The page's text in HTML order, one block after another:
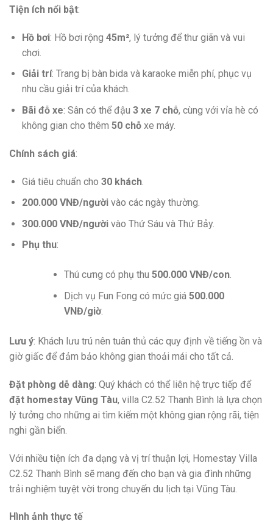
Tiện ích nổi bật:
Hồ bơi: Hồ bơi rộng 45m², lý tưởng để thư giãn và vui
chơi.
Giải trí: Trang bị bàn bida và karaoke miễn phí, phục vụ
nhu cầu giải trí của khách.
Bãi đỗ xe: Sân có thể đậu 3 xe 7 chỗ, cùng với vỉa hè có
không gian cho thêm 50 chỗxe máy.
Chính sách giá:
Giá tiêu chuẩn cho 30 khách.
200.000 VNĐ/ngườivào các ngày thường.
300.000 VNĐ/ngườivào Thứ Sáu và Thứ Bảy.
Phụ thu:
Thú cưng có phụ thu 500.000 VNĐ/con.
Dịch vụ Fun Fong có mức giá 500.000
VNĐ/giờ.
Lưu ý: Khách lưu trú nên tuân thủ các quy định về tiếng ồn và
giờ giấc để đảm bảo không gian thoải mái cho tất cả.
Đặt phòng dễ dàng: Quý khách có thể liên hệ trực tiếp để
đặt homestay Vũng Tàu, villa C2.52 Thanh Bình là lựa chọn
lý tưởng cho những ai tìm kiếm một không gian rộng rãi, tiện
nghi gần biển.
Với nhiều tiện ích đa dạng và vị trí thuận lợi, Homestay Villa
C2.52 Thanh Bình sẽ mang đến cho bạn và gia đình những
trải nghiệm tuyệt vời trong chuyến du lịch tại Vũng Tàu.
Hình ảnh thực tế